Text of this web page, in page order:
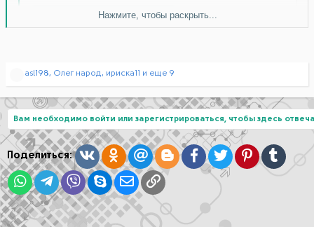
Скачать без ограничений
Нажмите, чтобы раскрыть...
Р
ц
и
и
:
asl198, Олег народ, ириска11 и еще 9
Вам необходимо войти или зарегистрироваться, чтобы здесь
Поделиться: ВконтактеОдноклассники
Mail.ruBloggerFacebook
TwitterPinterestTumblr
WhatsAppTelegram
Viber SkypeЭлектронная почта
Ссылка